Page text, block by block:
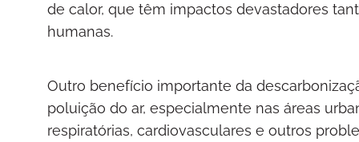
de calor, que têm impactos devastadores
humanas.
Outro benefício importante da
poluição do ar, especialmente nas áreas
respiratórias, cardiovasculares e outros